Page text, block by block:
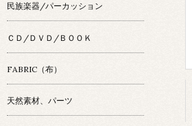
民族楽器/パーカッション
ＣＤ/ＤＶＤ/ＢＯＯＫ
FABRIC（布）
天然素材、パーツ